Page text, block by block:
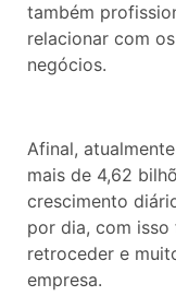
também
relacionar com
negócios.
Afinal,
mais de 4,62
crescimento
por dia, com
retroceder e
empresa.